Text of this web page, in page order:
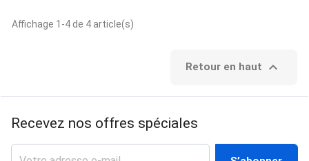
Affichage 1-4 de 4 article(s)
Retour en haut 
Recevez nos offres spéciales